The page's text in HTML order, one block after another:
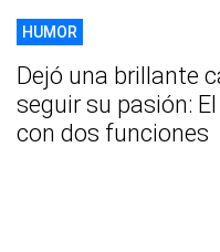
HUMOR
Dejó una brillante
seguir su pasión:
con dos funciones